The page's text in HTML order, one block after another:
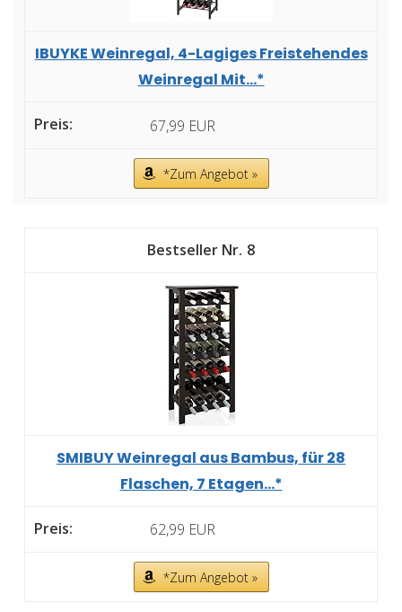
IBUYKE Weinregal, 4-Lagiges Freistehendes
Weinregal Mit...*
67,99 EUR
*Zum Angebot »
8
SMIBUY Weinregal aus Bambus, für 28
Flaschen, 7 Etagen...*
62,99 EUR
*Zum Angebot »